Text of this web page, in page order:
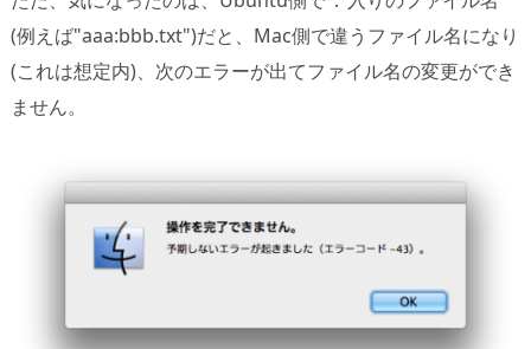
(例えば"aaa:bbb.txt")だと、Mac側で違うファイル名になり
(これは想定内)、次のエラーが出てファイル名の変更ができ
ません。